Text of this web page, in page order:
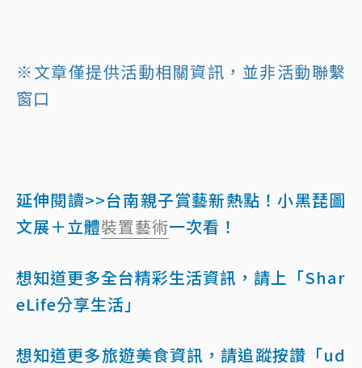
※文章僅提供活動相關資訊，並非活動聯繫
窗口
延伸閱讀>>台南親子賞藝新熱點！小黑琵圖
文展＋立體裝置藝術一次看！
想知道更多全台精彩生活資訊，請上「Shar
eLife分享生活」
想知道更多旅遊美食資訊，請追蹤按讚「ud